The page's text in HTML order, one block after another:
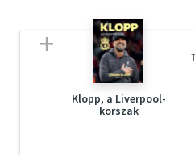
Klopp, a Liverpool-
korszak